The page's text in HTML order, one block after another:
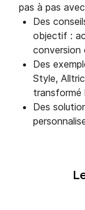
pas à pas
Des
objectif :
conversion
Des
Style,
transformé
Des